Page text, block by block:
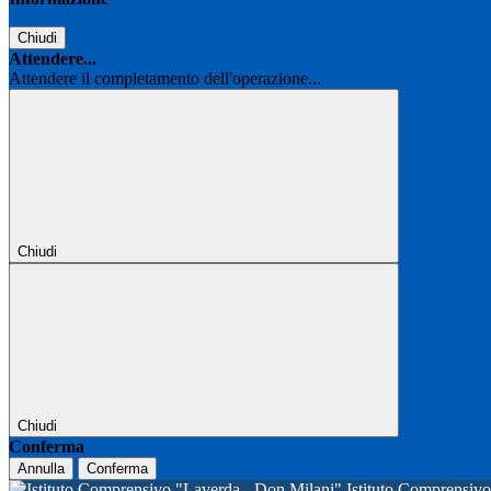
Chiudi
Attendere...
Attendere il completamento dell'operazione...
Chiudi
Chiudi
Conferma
Annulla Conferma